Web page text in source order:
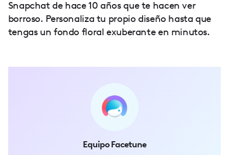
Snapchat de hace 10 años que te hacen ver
borroso. Personaliza tu propio diseño hasta que
tengas un fondo floral exuberante en minutos.
Equipo Facetune